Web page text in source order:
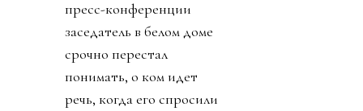
пресс-конференции
заседатель в белом доме
срочно перестал
понимать, о ком идет
речь, когда его спросили